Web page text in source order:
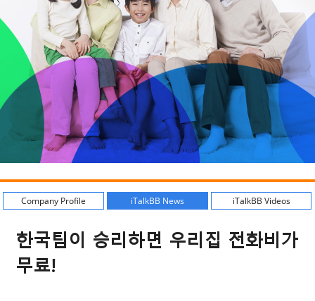
Company Profile iTalkBB News iTalkBB Videos
한국팀이 승리하면 우리집 전화비가
무료!